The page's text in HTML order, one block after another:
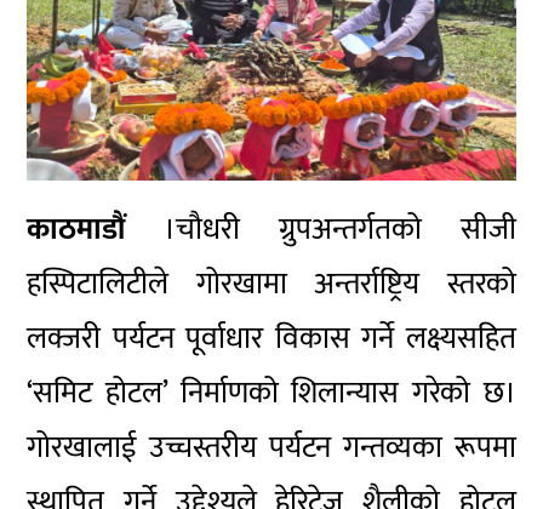
काठमाडौं ।चौधरी ग्रुपअन्तर्गतको सीजी
हस्पिटालिटीले गोरखामा अन्तर्राष्ट्रिय स्तरको
लक्जरी पर्यटन पूर्वाधार विकास गर्ने लक्ष्यसहित
‘समिट होटल’ निर्माणको शिलान्यास गरेको छ।
गोरखालाई उच्चस्तरीय पर्यटन गन्तव्यका रूपमा